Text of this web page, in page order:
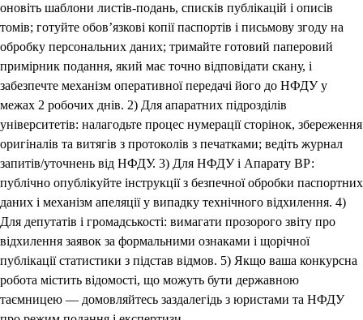
оновіть шаблони листів-подань, списків публікацій і описів
томів; готуйте обов’язкові копії паспортів і письмову згоду на
обробку персональних даних; тримайте готовий паперовий
примірник подання, який має точно відповідати скану, і
забезпечте механізм оперативної передачі його до НФДУ у
межах 2 робочих днів. 2) Для апаратних підрозділів
університетів: налагодьте процес нумерації сторінок, збереження
оригіналів та витягів з протоколів з печатками; ведіть журнал
запитів/уточнень від НФДУ. 3) Для НФДУ і Апарату ВР:
публічно опублікуйте інструкції з безпечної обробки паспортних
даних і механізм апеляції у випадку технічного відхилення. 4)
Для депутатів і громадськості: вимагати прозорого звіту про
відхилення заявок за формальними ознаками і щорічної
публікації статистики з підстав відмов. 5) Якщо ваша конкурсна
робота містить відомості, що можуть бути державною
таємницею — домовляйтесь заздалегідь з юристами та НФДУ